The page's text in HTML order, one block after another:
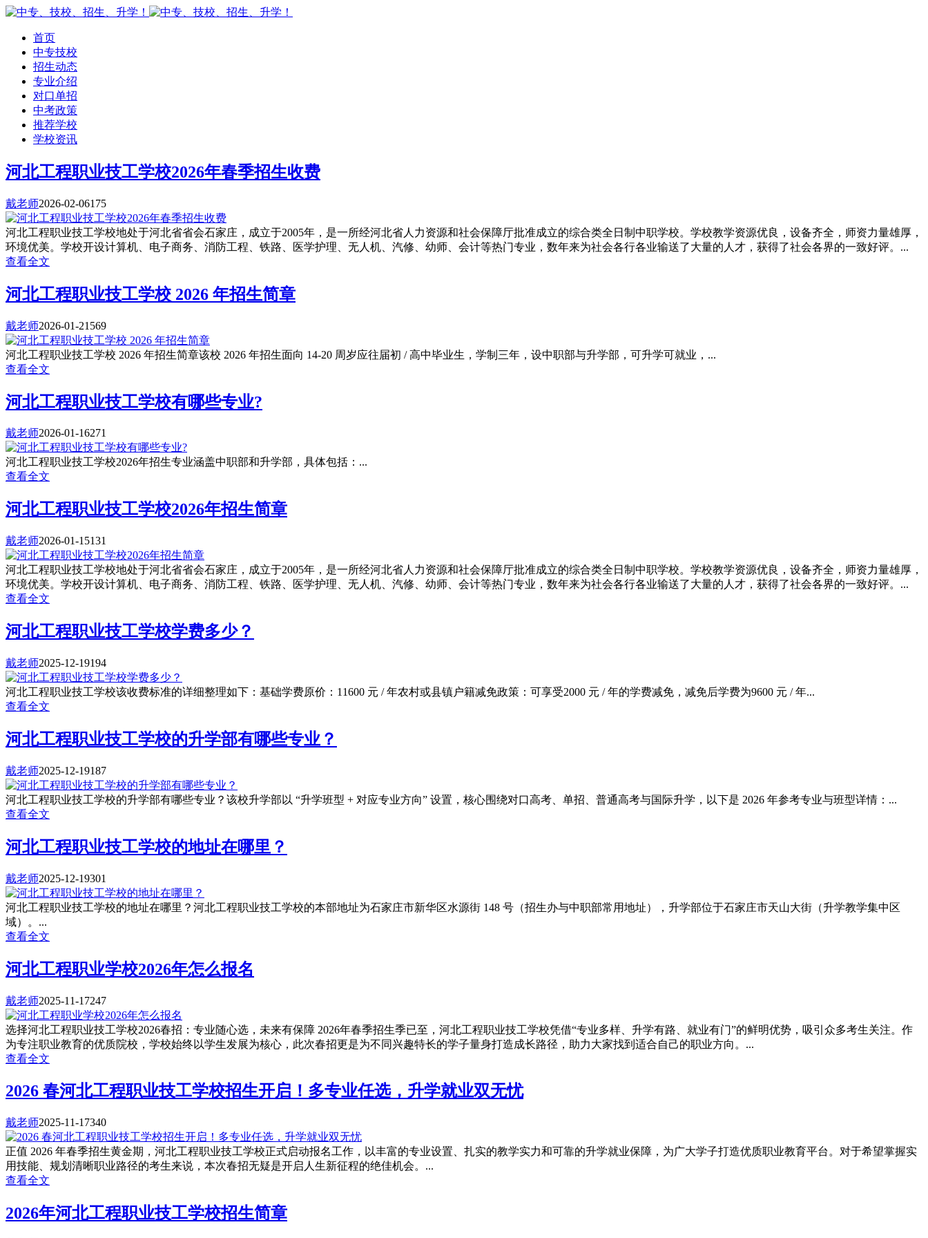
首页
中专技校
招生动态
专业介绍
对口单招
中考政策
推荐学校
学校资讯
河北工程职业技工学校2026年春季招生收费
戴老师2026-02-06175
河北工程职业技工学校地处于河北省省会石家庄，成立于2005年，是一所经河北省人力资源和社会保障厅批准成立的综合类全日制中职学校。学校教学资源优良，设备齐全，师资力量雄厚，
环境优美。学校开设计算机、电子商务、消防工程、铁路、医学护理、无人机、汽修、幼师、会计等热门专业，数年来为社会各行各业输送了大量的人才，获得了社会各界的一致好评。...
查看全文
河北工程职业技工学校 2026 年招生简章
戴老师2026-01-21 569
河北工程职业技工学校 2026 年招生简章该校 2026 年招生面向 14-20 周岁应往届初 / 高中毕业生，学制三年，设中职部与升学部，可升学可就业，...
查看全文
河北工程职业技工学校有哪些专业?
戴老师2026-01-16271
河北工程职业技工学校2026年招生专业涵盖中职部和升学部，具体包括：...
查看全文
河北工程职业技工学校2026年招生简章
戴老师2026-01-15131
河北工程职业技工学校地处于河北省省会石家庄，成立于2005年，是一所经河北省人力资源和社会保障厅批准成立的综合类全日制中职学校。学校教学资源优良，设备齐全，师资力量雄厚，
环境优美。学校开设计算机、电子商务、消防工程、铁路、医学护理、无人机、汽修、幼师、会计等热门专业，数年来为社会各行各业输送了大量的人才，获得了社会各界的一致好评。...
查看全文
河北工程职业技工学校学费多少？
戴老师2025-12-19194
河北工程职业技工学校该收费标准的详细整理如下：基础学费原价：11600 元 / 年农村或县镇户籍减免政策：可享受2000 元 / 年的学费减免，减免后学费为9600 元 / 年...
查看全文
河北工程职业技工学校的升学部有哪些专业？
戴老师2025-12-19187
河北工程职业技工学校的升学部有哪些专业？该校升学部以 “升学班型 + 对应专业方向” 设置，核心围绕对口高考、单招、普通高考与国际升学，以下是 2026 年参考专业与班型详情：...
查看全文
河北工程职业技工学校的地址在哪里？
戴老师2025-12-19301
河北工程职业技工学校的地址在哪里？河北工程职业技工学校的本部地址为石家庄市新华区水源街 148 号（招生办与中职部常用地址），升学部位于石家庄市天山大街（升学教学集中区
域）。...
查看全文
河北工程职业学校2026年怎么报名
戴老师2025-11-17247
选择河北工程职业技工学校2026春招：专业随心选，未来有保障 2026年春季招生季已至，河北工程职业技工学校凭借“专业多样、升学有路、就业有门”的鲜明优势，吸引众多考生关注。作
为专注职业教育的优质院校，学校始终以学生发展为核心，此次春招更是为不同兴趣特长的学子量身打造成长路径，助力大家找到适合自己的职业方向。...
查看全文
2026 春河北工程职业技工学校招生开启！多专业任选，升学就业双无忧
戴老师2025-11-17340
正值 2026 年春季招生黄金期，河北工程职业技工学校正式启动报名工作，以丰富的专业设置、扎实的教学实力和可靠的升学就业保障，为广大学子打造优质职业教育平台。对于希望掌握实
用技能、规划清晰职业路径的考生来说，本次春招无疑是开启人生新征程的绝佳机会。...
查看全文
2026年河北工程职业技工学校招生简章